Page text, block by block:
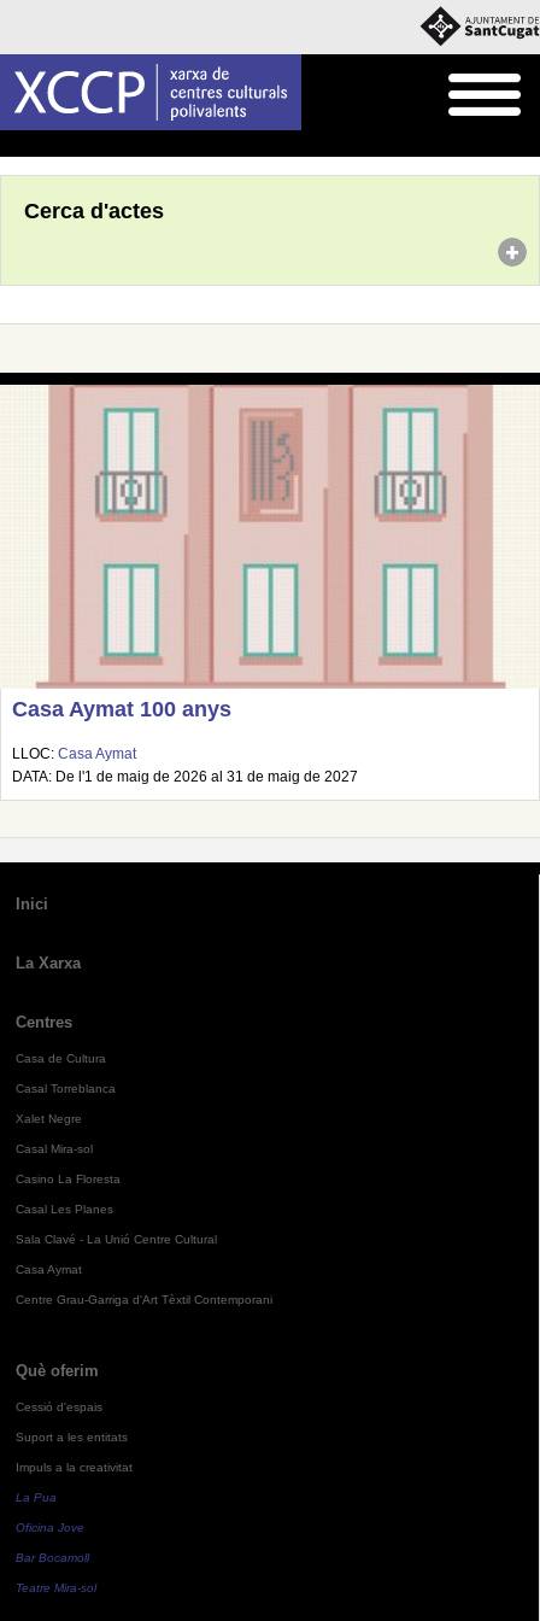
Cerca d'actes
Casa Aymat 100 anys
LLOC: Casa Aymat
DATA: De l'1 de maig de 2026 al 31 de maig de 2027
Inici
La Xarxa
Centres
Casa de Cultura
Casal Torreblanca
Xalet Negre
Casal Mira-sol
Casino La Floresta
Casal Les Planes
Sala Clavé - La Unió Centre Cultural
Casa Aymat
Centre Grau-Garriga d'Art Tèxtil Contemporani
Què oferim
Cessió d'espais
Suport a les entitats
Impuls a la creativitat
La Pua
Oficina Jove
Bar Bocamoll
Teatre Mira-sol